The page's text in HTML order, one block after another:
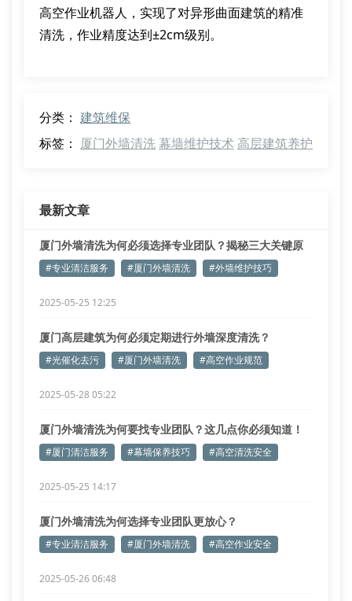
高空作业机器人，实现了对异形曲面建筑的精准
清洗，作业精度达到±2cm级别。
分类： 建筑维保
标签： 厦门外墙清洗幕墙维护技术高层建筑养护
最新文章
厦门外墙清洗为何必须选择专业团队？揭秘三大关键原
因#专业清洁服务 #厦门外墙清洗 #外墙维护技巧
2025-05-25 12:25
厦门高层建筑为何必须定期进行外墙深度清洗？
#光催化去污 #厦门外墙清洗 #高空作业规范
2025-05-28 05:22
厦门外墙清洗为何要找专业团队？这几点你必须知道！
#厦门清洁服务 #幕墙保养技巧 #高空清洗安全
2025-05-25 14:17
厦门外墙清洗为何选择专业团队更放心？
#专业清洁服务 #厦门外墙清洗 #高空作业安全
2025-05-26 06:48